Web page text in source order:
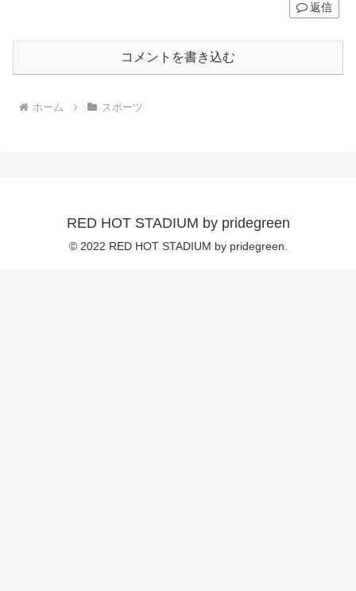
返信
コメントを書き込む
ホーム スポーツ
RED HOT STADIUM by pridegreen
© 2022 RED HOT STADIUM by pridegreen.